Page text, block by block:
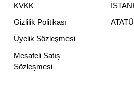
KVKK
Gizlilik Politikası
Üyelik Sözleşmesi
Mesafeli Satış
Sözleşmesi